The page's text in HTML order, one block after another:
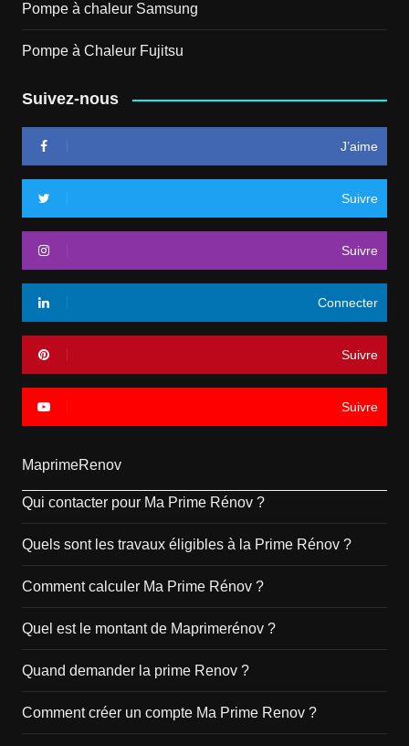
Pompe à chaleur Samsung
Pompe à Chaleur Fujitsu
Suivez-nous
J’aime
Suivre
Suivre
Connecter
Suivre
Suivre
MaprimeRenov
Qui contacter pour Ma Prime Rénov ?
Quels sont les travaux éligibles à la Prime Rénov ?
Comment calculer Ma Prime Rénov ?
Quel est le montant de Maprimerénov ?
Quand demander la prime Renov ?
Comment créer un compte Ma Prime Renov ?